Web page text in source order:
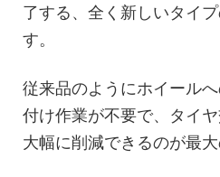
了する、全く新しいタイ
す。
従来品のようにホイール
付け作業が不要で、タイ
大幅に削減できるのが最大